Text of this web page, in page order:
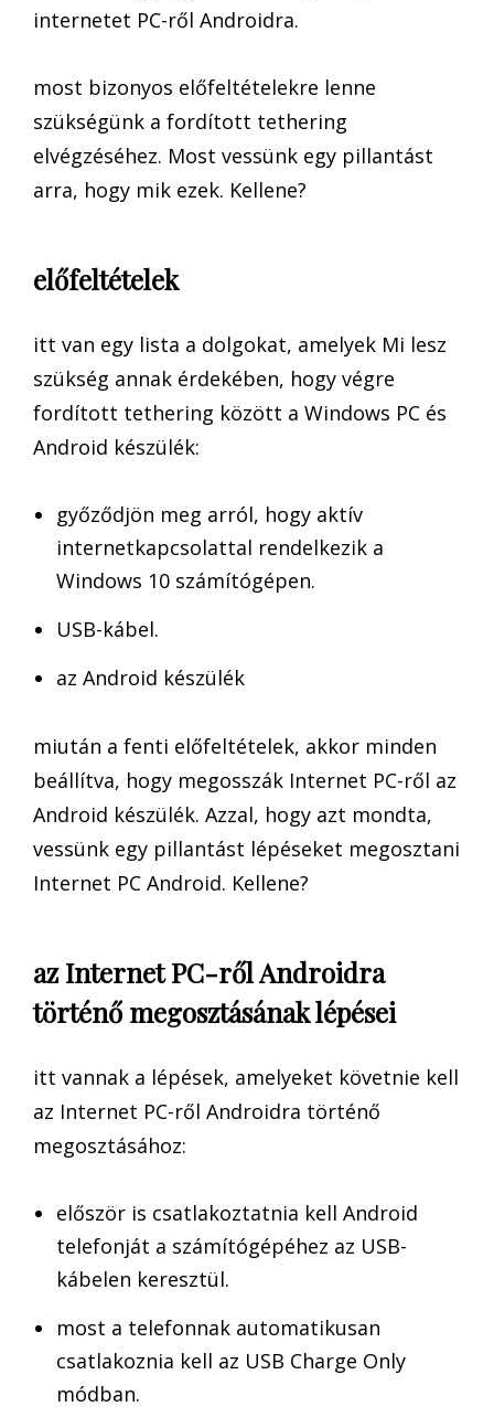
internetet PC-ről Androidra.
most bizonyos előfeltételekre lenne
szükségünk a fordított tethering
elvégzéséhez. Most vessünk egy pillantást
arra, hogy mik ezek. Kellene?
előfeltételek
itt van egy lista a dolgokat, amelyek Mi lesz
szükség annak érdekében, hogy végre
fordított tethering között a Windows PC és
Android készülék:
győződjön meg arról, hogy aktív
internetkapcsolattal rendelkezik a
Windows 10 számítógépen.
USB-kábel.
az Android készülék
miután a fenti előfeltételek, akkor minden
beállítva, hogy megosszák Internet PC-ről az
Android készülék. Azzal, hogy azt mondta,
vessünk egy pillantást lépéseket megosztani
Internet PC Android. Kellene?
az Internet PC-ről Androidra
történő megosztásának lépései
itt vannak a lépések, amelyeket követnie kell
az Internet PC-ről Androidra történő
megosztásához:
először is csatlakoztatnia kell Android
telefonját a számítógépéhez az USB-
kábelen keresztül.
most a telefonnak automatikusan
csatlakoznia kell az USB Charge Only
módban.